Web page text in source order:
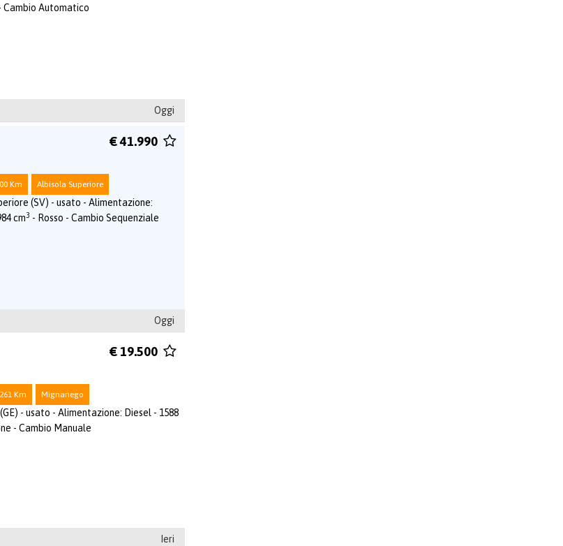
Cambio Automatico
Oggi
€ 41.990
Km Albisola Superiore
(SV) - usato - Alimentazione:
cm3 - Rosso - Cambio Sequenziale
Oggi
€ 19.500
Km Mignanego
- usato - Alimentazione: Diesel - 1588
- Cambio Manuale
Ieri